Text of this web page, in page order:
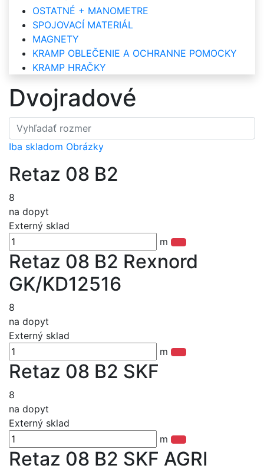
OSTATNÉ + MANOMETRE
SPOJOVACÍ MATERIÁL
MAGNETY
KRAMP OBLEČENIE A OCHRANNE POMOCKY
KRAMP HRAČKY
Dvojradové
Iba skladom Obrázky
Retaz 08 B2
8
na dopyt
Externý sklad
m
Retaz 08 B2 Rexnord
GK/KD12516
8
na dopyt
Externý sklad
m
Retaz 08 B2 SKF
8
na dopyt
Externý sklad
m
Retaz 08 B2 SKF AGRI